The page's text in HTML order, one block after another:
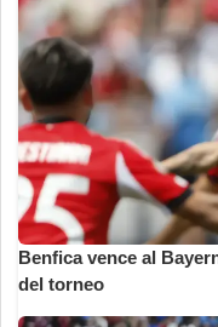
Benfica vence al
del torneo